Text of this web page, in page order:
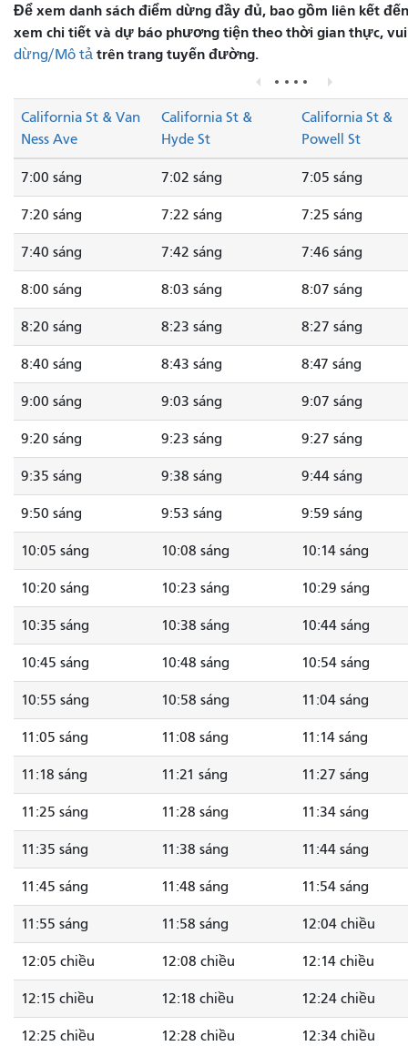
Để xem danh sách điểm dừng đầy đủ, bao gồm liên kết
xem chi tiết và dự báo phương tiện theo thời gian thực,
dừng/Mô tả trên trang tuyến đường.
California St & Van
Ness Ave
California St &
Hyde St
California St &
Powell St
7:00 sáng 7:02 sáng 7:05 sáng
7:20 sáng 7:22 sáng 7:25 sáng
7:40 sáng 7:42 sáng 7:46 sáng
8:00 sáng 8:03 sáng 8:07 sáng
8:20 sáng 8:23 sáng 8:27 sáng
8:40 sáng 8:43 sáng 8:47 sáng
9:00 sáng 9:03 sáng 9:07 sáng
9:20 sáng 9:23 sáng 9:27 sáng
9:35 sáng 9:38 sáng 9:44 sáng
9:50 sáng 9:53 sáng 9:59 sáng
10:05 sáng 10:08 sáng 10:14 sáng
10:20 sáng 10:23 sáng 10:29 sáng
10:35 sáng 10:38 sáng 10:44 sáng
10:45 sáng 10:48 sáng 10:54 sáng
10:55 sáng 10:58 sáng 11:04 sáng
11:05 sáng 11:08 sáng 11:14 sáng
11:18 sáng 11:21 sáng 11:27 sáng
11:25 sáng 11:28 sáng 11:34 sáng
11:35 sáng 11:38 sáng 11:44 sáng
11:45 sáng 11:48 sáng 11:54 sáng
11:55 sáng 11:58 sáng 12:04 chiều
12:05 chiều 12:08 chiều 12:14 chiều
12:15 chiều 12:18 chiều 12:24 chiều
12:25 chiều 12:28 chiều 12:34 chiều